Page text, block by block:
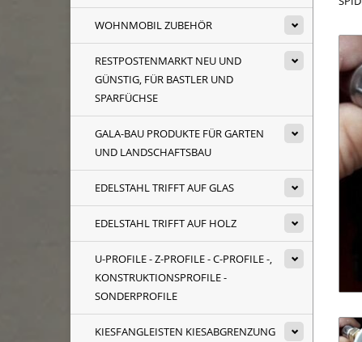
WOHNMOBIL ZUBEHÖR
RESTPOSTENMARKT NEU UND
GÜNSTIG, FÜR BASTLER UND
SPARFÜCHSE
GALA-BAU PRODUKTE FÜR GARTEN
UND LANDSCHAFTSBAU
EDELSTAHL TRIFFT AUF GLAS
EDELSTAHL TRIFFT AUF HOLZ
U-PROFILE - Z-PROFILE - C-PROFILE -,
KONSTRUKTIONSPROFILE -
SONDERPROFILE
KIESFANGLEISTEN KIESABGRENZUNG